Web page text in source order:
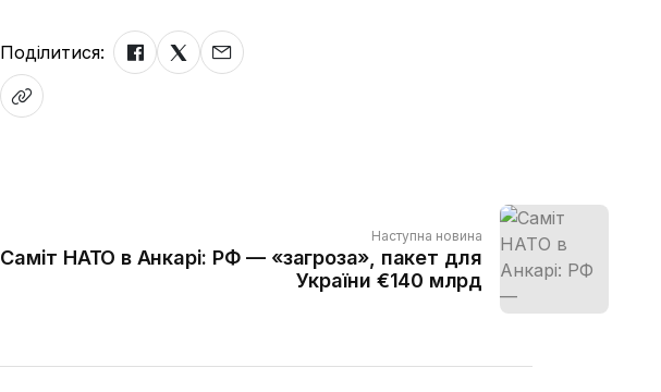
Поділитися:
Наступна новина
Саміт НАТО в Анкарі: РФ — «загроза», пакет для
України €140 млрд